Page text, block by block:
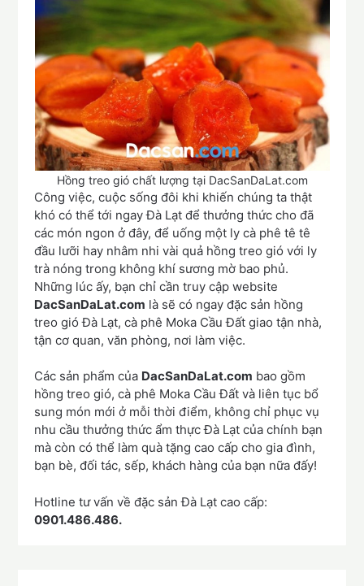
Hồng treo gió chất lượng tại DacSanDaLat.com
Công việc, cuộc sống đôi khi khiến chúng ta thật
khó có thể tới ngay Đà Lạt để thưởng thức cho đã
các món ngon ở đây, để uống một ly cà phê tê tê
đầu lưỡi hay nhâm nhi vài quả hồng treo gió với ly
trà nóng trong không khí sương mờ bao phủ.
Những lúc ấy, bạn chỉ cần truy cập website
DacSanDaLat.com là sẽ có ngay đặc sản hồng
treo gió Đà Lạt, cà phê Moka Cầu Đất giao tận nhà,
tận cơ quan, văn phòng, nơi làm việc.
Các sản phẩm của DacSanDaLat.com bao gồm
hồng treo gió, cà phê Moka Cầu Đất và liên tục bổ
sung món mới ở mỗi thời điểm, không chỉ phục vụ
nhu cầu thưởng thức ẩm thực Đà Lạt của chính bạn
mà còn có thể làm quà tặng cao cấp cho gia đình,
bạn bè, đối tác, sếp, khách hàng của bạn nữa đấy!
Hotline tư vấn về đặc sản Đà Lạt cao cấp:
0901.486.486.